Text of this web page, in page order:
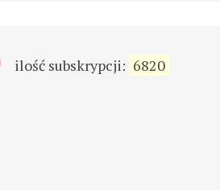
ilość subskrypcji: 6820